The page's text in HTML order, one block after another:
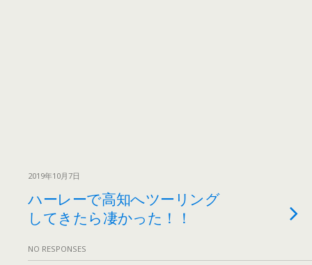
2019年10月7日
ハーレーで高知へツーリング
してきたら凄かった！！
NO RESPONSES